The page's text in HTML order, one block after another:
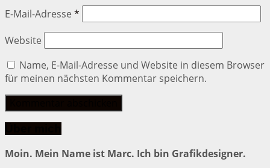
E-Mail-Adresse *
Website
Name, E-Mail-Adresse und Website in diesem Browser
für meinen nächsten Kommentar speichern.
Moin. Mein Name ist Marc. Ich bin Grafikdesigner.